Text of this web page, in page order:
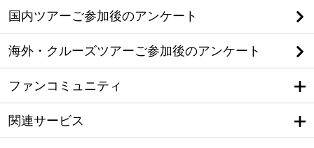
国内ツアーご参加後のアンケート
海外・クルーズツアーご参加後のアンケート
ファンコミュニティ
関連サービス